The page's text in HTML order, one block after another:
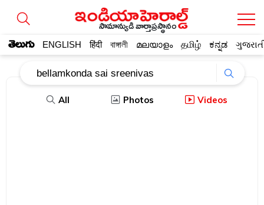
సామాన్యుడి వార్తాప్రస్థానం
తెలుగు ENGLISH हिंदी বাঙ্গালী മലയാളം தமிழ் ಕನ್ನಡ
All Photos Videos